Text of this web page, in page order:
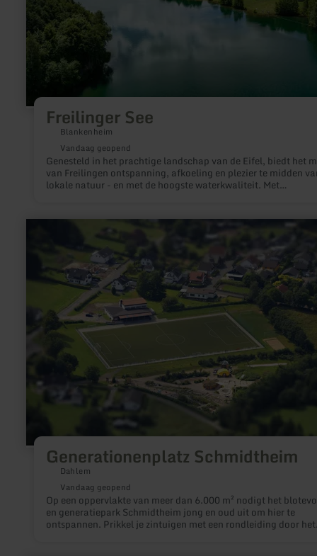
Freilinger See
Blankenheim
Vandaag geopend
Genesteld in het prachtige landschap van de Eifel, biedt het
van Freilingen ontspanning, afkoeling en plezier te midden
lokale natuur - en met de hoogste waterkwaliteit. Met
Generationenplatz Schmidtheim
Dahlem
Vandaag geopend
Op een oppervlakte van meer dan 6.000 m² nodigt het
en generatiepark Schmidtheim jong en oud uit om hier te
ontspannen. Prikkel je zintuigen met een rondleiding door het
Generationenplatz
Schmidtheim